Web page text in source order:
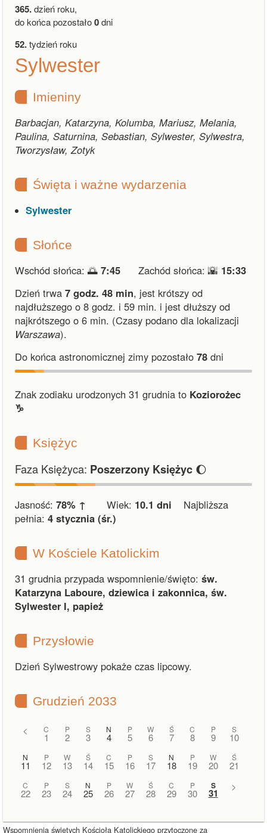
365.dzień roku,
do końca pozostało0dni
52.tydzień roku
Sylwester
Imieniny
Barbacjan, Katarzyna, Kolumba, Mariusz, Melania,
Paulina, Saturnina, Sebastian, Sylwester, Sylwestra,
Tworzysław, Zotyk
Święta i ważne wydarzenia
Sylwester
Słońce
Wschód słońca: 🌅 7:45 Zachód słońca: 🌇 15:33
Dzień trwa 7 godz. 48 min, jest krótszy od
najdłuższego o 8 godz. i 59 min. i jest dłuższy od
najkrótszego o 6 min. (Czasy podano dla lokalizacji
Warszawa).
Do końca astronomicznej zimy pozostało 78 dni
Znak zodiaku urodzonych 31 grudnia to Koziorożec
♑︎
Księżyc
Faza Księżyca: Poszerzony Księżyc 🌔
Jasność: 78% ↑ Wiek: 10.1 dni Najbliższa
pełnia: 4 stycznia (śr.)
W Kościele Katolickim
31 grudnia przypada wspomnienie/święto: św.
Katarzyna Laboure, dziewica i zakonnica, św.
Sylwester I, papież
Przysłowie
Dzień Sylwestrowy pokaże czas lipcowy.
Grudzień 2033
< C
1
P
2
S
3
N
4
P
5
W
6
Ś
7
C
8
P
9
S
10
N
11
P
12
W
13
Ś
14
C
15
P
16
S
17
N
18
P
19
W
20
Ś
21
C
22
P
23
S
24
N
25
P
26
W
27
Ś
28
C
29
P
30
S
31
>
Wspomnienia świętych Kościoła Katolickiego przytoczone za